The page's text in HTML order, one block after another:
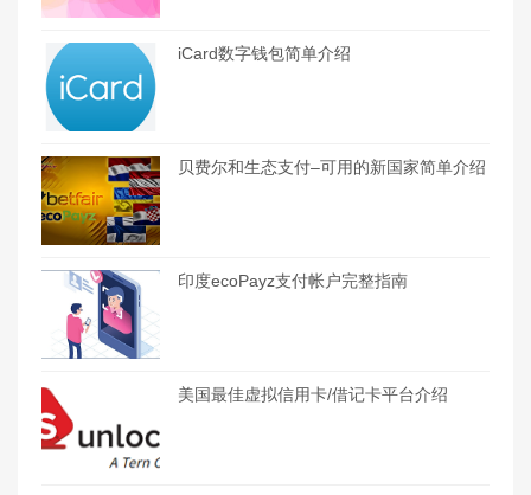
iCard数字钱包简单介绍
贝费尔和生态支付–可用的新国家简单介绍
印度ecoPayz支付帐户完整指南
美国最佳虚拟信用卡/借记卡平台介绍